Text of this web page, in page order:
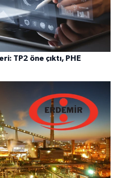
TP2 öne çıktı, PHE